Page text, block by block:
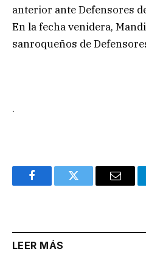
anterior ante Defensores
En la fecha venidera,
sanroqueños de
.
FacebookTwitter Email
LEER MÁS